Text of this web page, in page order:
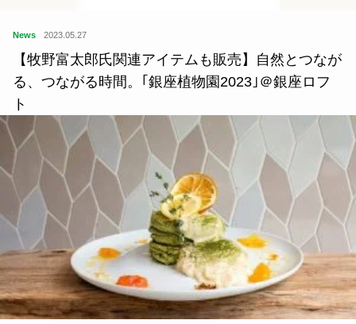
News 2023.05.27
【牧野富太郎氏関連アイテムも販売】自然とつなが
る、つながる時間。｢銀座植物園2023｣＠銀座ロフ
ト